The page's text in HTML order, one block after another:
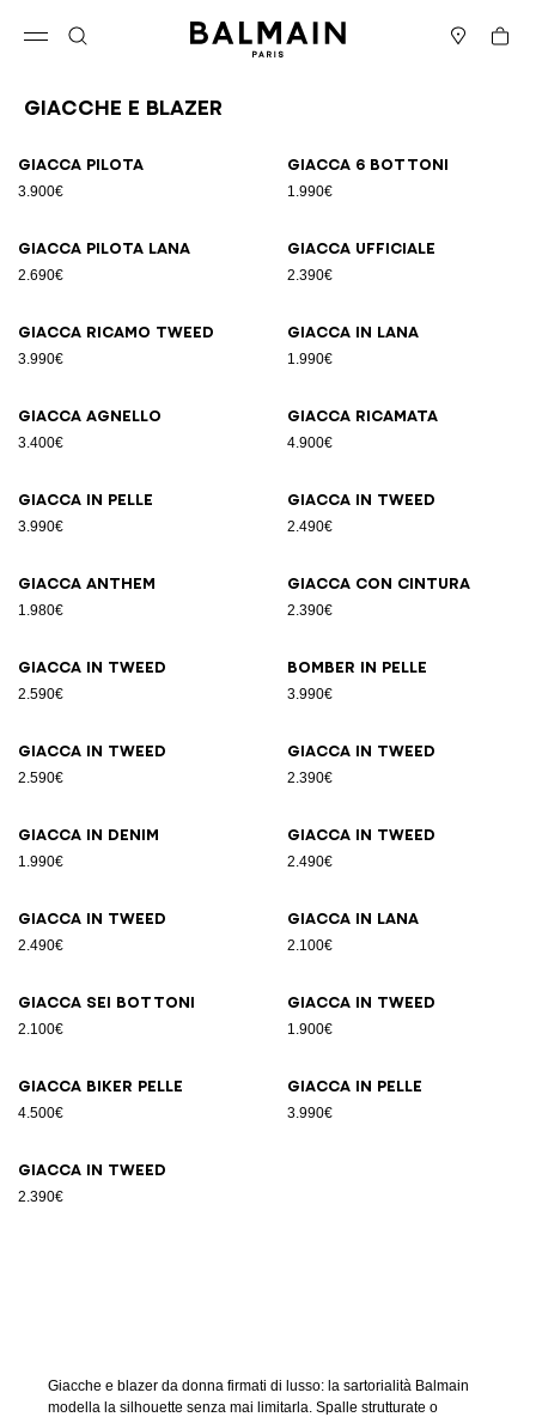
Giacche e blazer
Giacca pilota
3.900€
Giacca 6 bottoni
1.990€
Giacca pilota lana
2.690€
Giacca ufficiale
2.390€
Giacca ricamo tweed
3.990€
Giacca in lana
1.990€
Giacca agnello
3.400€
Giacca ricamata
4.900€
Giacca in pelle
3.990€
Giacca in tweed
2.490€
Giacca Anthem
1.980€
Giacca con cintura
2.390€
Giacca in tweed
2.590€
Bomber in pelle
3.990€
Giacca in tweed
2.590€
Giacca in tweed
2.390€
Giacca in denim
1.990€
Giacca in tweed
2.490€
Giacca in tweed
2.490€
Giacca in lana
2.100€
Giacca sei bottoni
2.100€
Giacca in tweed
1.900€
Giacca biker pelle
4.500€
Giacca in pelle
3.990€
Giacca in tweed
2.390€
Giacche e blazer da donna firmati di lusso: la sartorialità Balmain
modella la silhouette senza mai limitarla. Spalle strutturate o